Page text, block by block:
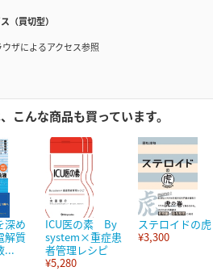
（買切型）
ザによるアクセス参照
こんな商品も買っています。
深め
解質
...
ICU医の素 By
system×重症患
者管理レシピ
¥5,280
ステロイドの虎
¥3,300